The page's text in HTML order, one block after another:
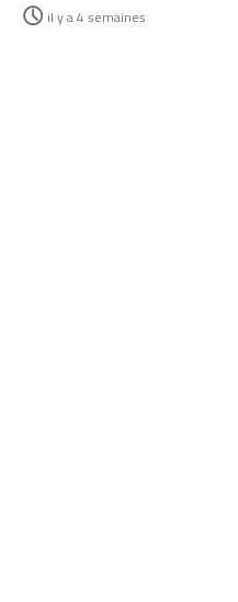
il y a 4 semaines